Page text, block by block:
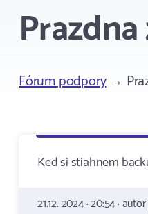
Fórum podpory→
Ked si stiahnem
21.12. 2024 · 20:54 · autor